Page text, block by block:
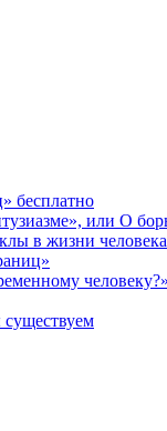
бесплатно
или О
в жизни человека
человеку?»